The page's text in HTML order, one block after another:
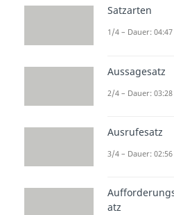
Futur 2
Satzarten
1/4 – Dauer: 04:47
Aussagesatz
2/4 – Dauer: 03:28
Ausrufesatz
3/4 – Dauer: 02:56
atz